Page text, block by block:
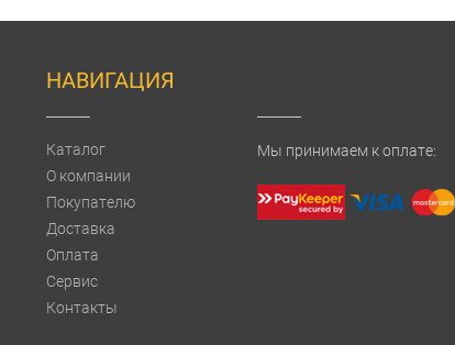
НАВИГАЦИЯ
Каталог
О компании
Покупателю
Доставка
Оплата
Сервис
Контакты
Мы принимаем к оплате: